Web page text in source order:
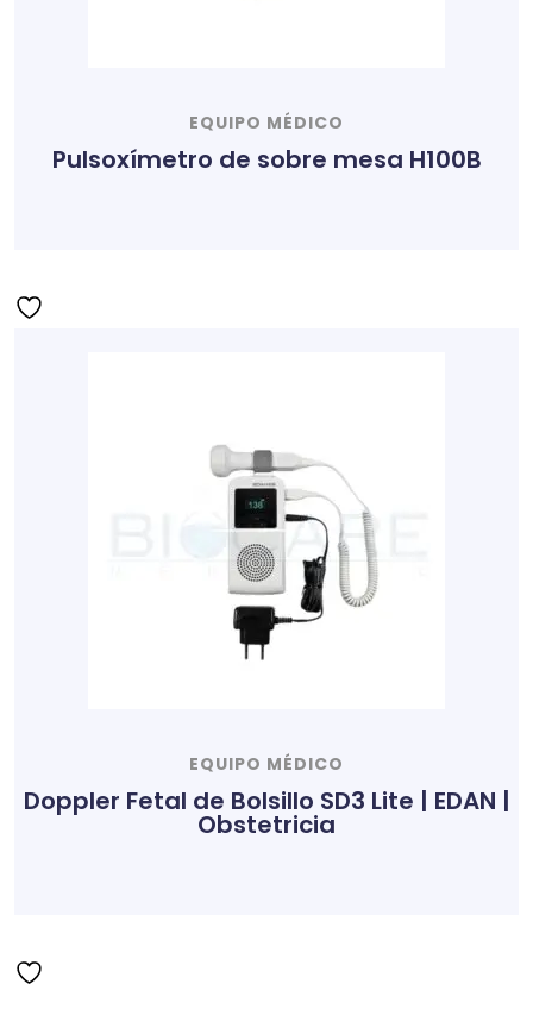
EQUIPO MÉDICO
Pulsoxímetro de sobre mesa H100B
EQUIPO MÉDICO
Doppler Fetal de Bolsillo SD3 Lite | EDAN |
Obstetricia